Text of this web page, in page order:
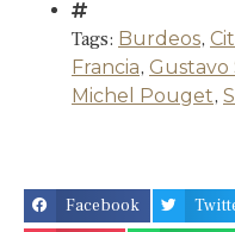
Tags: Burdeos,
Francia, Gustavo
Michel Pouget,
Facebook